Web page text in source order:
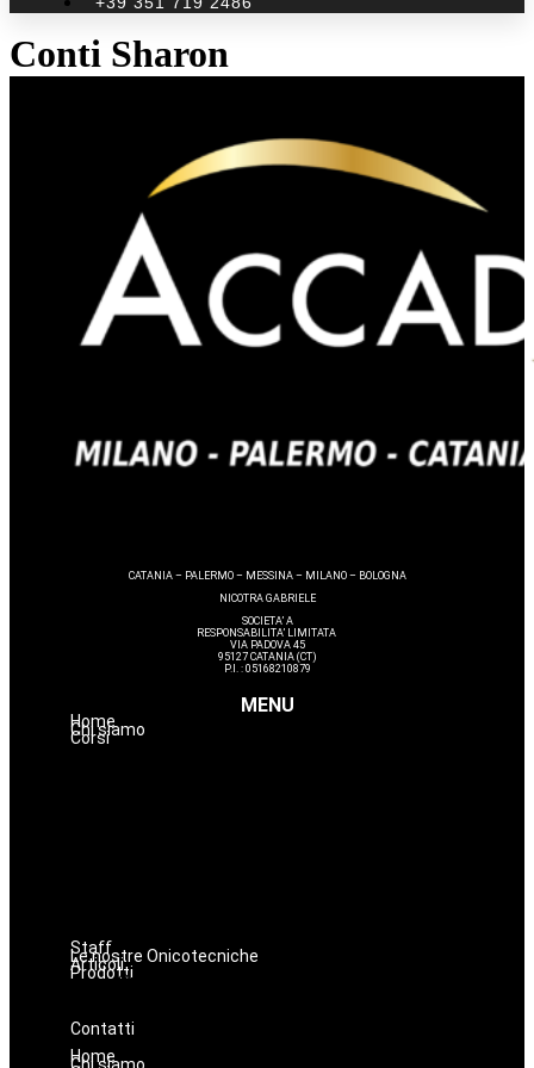
Conti Sharon
CATANIA – PALERMO – MESSINA – MILANO – BOLOGNA
NICOTRA GABRIELE
SOCIETA’ A
RESPONSABILITA’ LIMITATA
VIA PADOVA 45
95127 CATANIA (CT)
P.I. : 05168210879
MENU
Home
Chi siamo
Corsi
Staff
Le nostre Onicotecniche
Articoli
ProdottiOniconails
Prodotti per ricostruzione unghie
Contatti
Home